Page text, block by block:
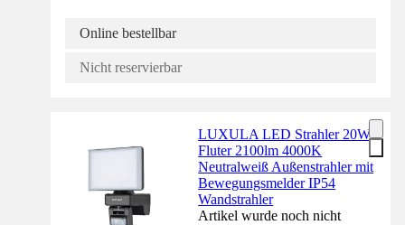
Online bestellbar
Nicht reservierbar
LUXULA LED Strahler 20W
Fluter 2100lm 4000K
Neutralweiß Außenstrahler mit
Bewegungsmelder IP54
Wandstrahler
Artikel wurde noch nicht